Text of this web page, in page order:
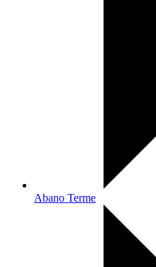
Abano Terme